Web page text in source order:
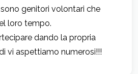
genitori volontari che
loro tempo.
dando la propria
vi aspettiamo numerosi!!!